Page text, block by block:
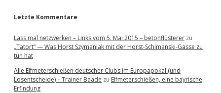
Letzte Kommentare
Lass mal netzwerken – Links vom 5. Mai 2015 – betonflüsterer zu
„Tatort“ — Was Horst Szymaniak mit der Horst-Schimanski-Gasse zu
tun hat
Alle Elfmeterschießen deutscher Clubs im Europapokal (und
Losentscheide) – Trainer Baade zu Elfmeterschießen, eine bayrische
Erfindung